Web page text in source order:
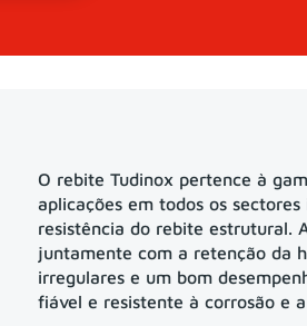
O rebite Tudinox pertence à
aplicações em todos os
resistência do rebite estrutural.
juntamente com a retenção da
irregulares e um bom
fiável e resistente à corrosão e